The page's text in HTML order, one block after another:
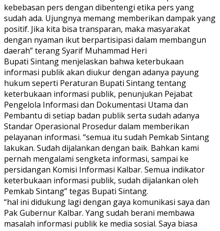
kebebasan pers dengan dibentengi etika pers yang
sudah ada. Ujungnya memang memberikan dampak yang
positif. Jika kita bisa transparan, maka masyarakat
dengan nyaman ikut berpartisipasi dalam membangun
daerah” terang Syarif Muhammad Heri
Bupati Sintang menjelaskan bahwa keterbukaan
informasi publik akan diukur dengan adanya payung
hukum seperti Peraturan Bupati Sintang tentang
keterbukaan informasi publik, penunjukan Pejabat
Pengelola Informasi dan Dokumentasi Utama dan
Pembantu di setiap badan publik serta sudah adanya
Standar Operasional Prosedur dalam memberikan
pelayanan informasi. “semua itu sudah Pemkab Sintang
lakukan. Sudah dijalankan dengan baik. Bahkan kami
pernah mengalami sengketa informasi, sampai ke
persidangan Komisi Informasi Kalbar. Semua indikator
keterbukaan informasi publik, sudah dijalankan oleh
Pemkab Sintang” tegas Bupati Sintang.
“hal ini didukung lagi dengan gaya komunikasi saya dan
Pak Gubernur Kalbar. Yang sudah berani membawa
masalah informasi publik ke media sosial. Saya biasa